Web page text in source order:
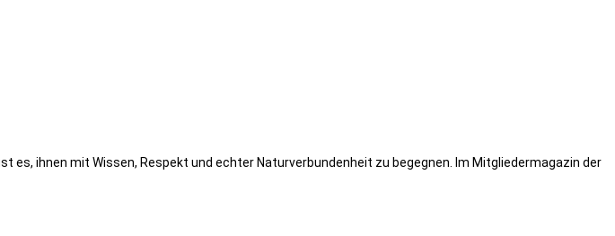
ihnen mit Wissen, Respekt und echter Naturverbundenheit zu begegnen. Im Mitgliedermagazin der